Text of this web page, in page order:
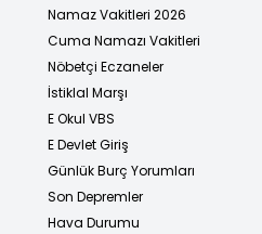
Namaz Vakitleri 2026
Cuma Namazı Vakitleri
Nöbetçi Eczaneler
İstiklal Marşı
E Okul VBS
E Devlet Giriş
Günlük Burç Yorumları
Son Depremler
Hava Durumu